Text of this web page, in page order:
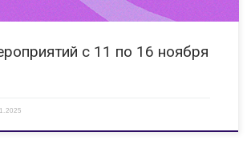
с 11 по 16 ноября